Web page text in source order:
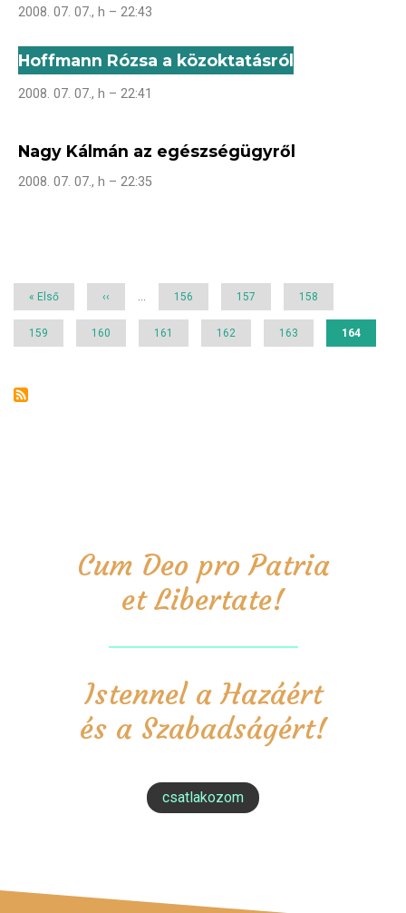
2008. 07. 07., h – 22:43
Hoffmann Rózsa a közoktatásról
2008. 07. 07., h – 22:41
Nagy Kálmán az egészségügyről
2008. 07. 07., h – 22:35
Első
oldal
« Első
Előző
oldal
‹‹ … Page
156 Page
157 Page
158
Page
159 Page
160 Page
161 Page
162 Page
163
Jelenlegi
oldal
164
Cum Deo pro Patria
et Libertate!
Istennel a Hazáért
és a Szabadságért!
csatlakozom